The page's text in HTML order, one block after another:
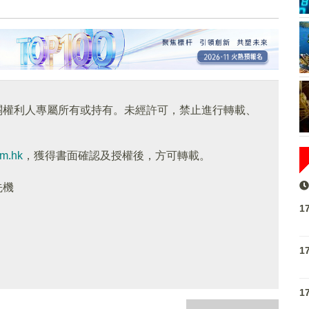
利人專屬所有或持有。未經許可，禁止進行轉載、
，獲得書面確認及授權後，方可轉載。
機